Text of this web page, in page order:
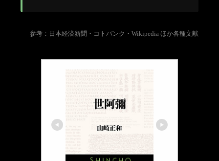
参考：日本経済新聞・コトバンク・Wikipedia ほか各種文献